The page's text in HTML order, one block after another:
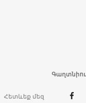
Հետևեք մեզ